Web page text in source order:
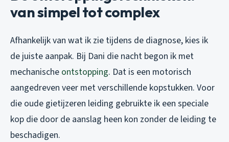
van simpel tot complex
Afhankelijk van wat ik zie tijdens de diagnose, kies ik
de juiste aanpak. Bij Dani die nacht begon ik met
mechanische ontstopping. Dat is een motorisch
aangedreven veer met verschillende kopstukken. Voor
die oude gietijzeren leiding gebruikte ik een speciale
kop die door de aanslag heen kon zonder de leiding te
beschadigen.